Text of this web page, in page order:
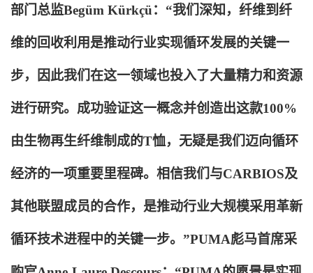
部门总监Begüm Kürkçü：“我们深知，纤维到纤
维的回收利用是推动行业实现循环发展的关键一
步，因此我们在这一领域也投入了大量精力和资源
进行研究。成功验证这一概念并创造出这款100%
由生物再生纤维制成的T恤，无疑是我们迈向循环
经济的一项重要里程碑。相信我们与CARBIOS及
其他联盟成员的合作，是推动行业大规模采用革新
循环技术进程中的关键一步。”PUMA彪马首席采